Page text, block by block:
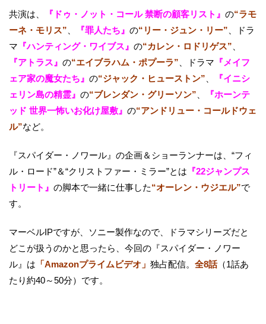
共演は、 『ドゥ・ノット・コール 禁断の顧客リスト』 の“ラモ
ーネ・モリス”
『罪人たち』 の“リー・ジュン・リー” 、ドラ
マ 『ハンティング・ワイブス』 の“カレン・ロドリゲス”
『アトラス』 の“エイブラハム・ポプーラ” 、ドラマ 『メイフ
ェア家の魔女たち』 の“ジャック・ヒューストン”
『イニシ
ェリン島の精霊』 の“ブレンダン・グリーソン”
『ホーンテ
ッド 世界一怖いお化け屋敷』 の“アンドリュー・コールドウェ
ル”など。
『スパイダー・ノワール』の企画＆ショーランナーは、“フィ
ル・ロード”＆“クリストファー・ミラー”とは 『22ジャンプス
トリート』 の脚本で一緒に仕事した“オーレン・ウジエル”で
す。
マーベルIPですが、ソニー製作なので、ドラマシリーズだと
どこが扱うのかと思ったら、今回の『スパイダー・ノワー
ル』は 「Amazonプライムビデオ」 独占配信。 全8話（1話あ
たり約40～50分）です。